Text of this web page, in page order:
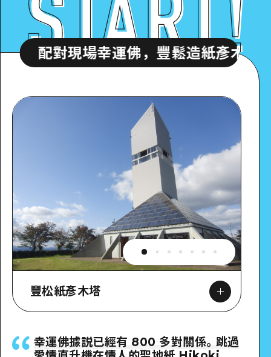
場幸運佛，豐鬆造紙彥木塔 配對
豐松紙彥木塔
幸運佛據説已經有 800 多對關係。跳過